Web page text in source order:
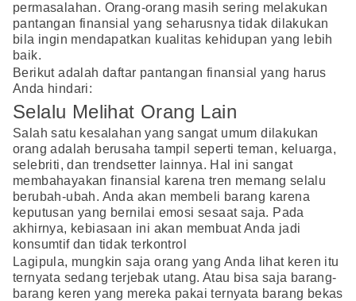
permasalahan. Orang-orang masih sering melakukan
pantangan finansial yang seharusnya tidak dilakukan
bila ingin mendapatkan kualitas kehidupan yang lebih
baik.
Berikut adalah daftar pantangan finansial yang harus
Anda hindari:
Selalu Melihat Orang Lain
Salah satu kesalahan yang sangat umum dilakukan
orang adalah berusaha tampil seperti teman, keluarga,
selebriti, dan trendsetter lainnya. Hal ini sangat
membahayakan finansial karena tren memang selalu
berubah-ubah. Anda akan membeli barang karena
keputusan yang bernilai emosi sesaat saja. Pada
akhirnya, kebiasaan ini akan membuat Anda jadi
konsumtif dan tidak terkontrol
Lagipula, mungkin saja orang yang Anda lihat keren itu
ternyata sedang terjebak utang. Atau bisa saja barang-
barang keren yang mereka pakai ternyata barang bekas